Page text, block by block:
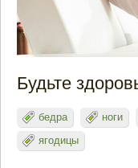
Будьте
бедра ноги
ягодицы